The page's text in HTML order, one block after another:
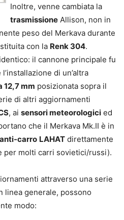
Inoltre, venne cambiata la
trasmissione Allison, non in
peso del Merkava durante
con la Renk 304.
il cannone principale fu
di un’altra
mm posizionata sopra il
di altri aggiornamenti
, ai sensori meteorologici ed
che il Merkava Mk.II è in
carro LAHAT direttamente
per molti carri sovietici/russi).
attraverso una serie
linea generale, possono
modo: